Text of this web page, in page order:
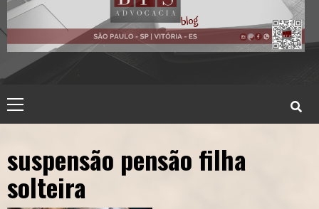
(INSS)
Menu
suspensão pensão filha
solteira